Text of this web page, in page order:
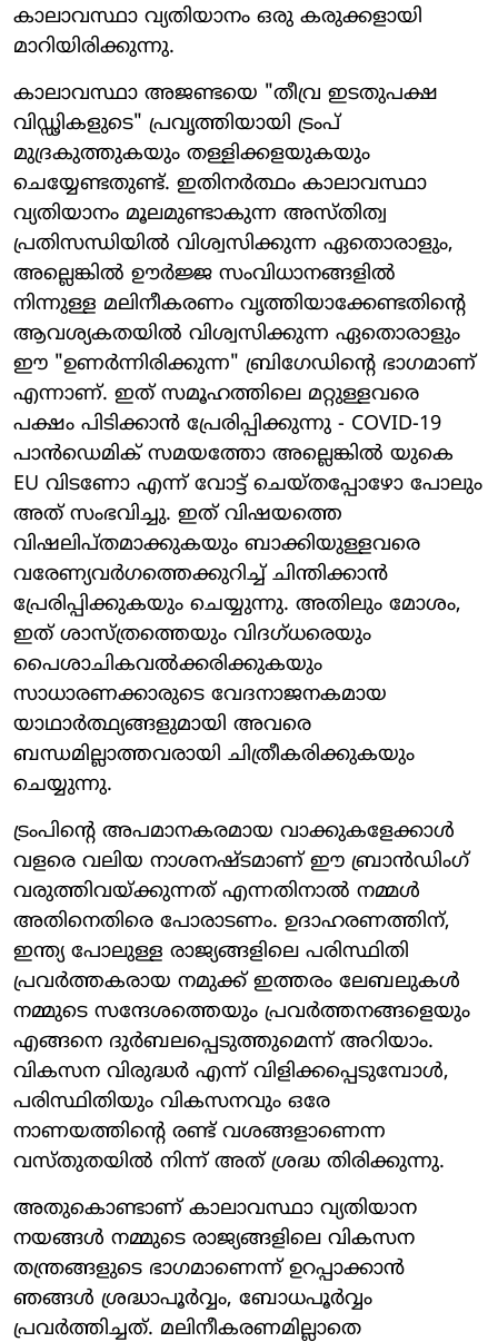
കാലാവസ്ഥാ വ്യതിയാനം ഒരു കരുക്കളായി
മാറിയിരിക്കുന്നു.
കാലാവസ്ഥാ അജണ്ടയെ "തീവ്ര ഇടതുപക്ഷ
വിഡ്ഢികളുടെ" പ്രവൃത്തിയായി ട്രംപ്
മുദ്രകുത്തുകയും തള്ളിക്കളയുകയും
ചെയ്യേണ്ടതുണ്ട്. ഇതിനർത്ഥം കാലാവസ്ഥാ
വ്യതിയാനം മൂലമുണ്ടാകുന്ന അസ്തിത്വ
പ്രതിസന്ധിയിൽ വിശ്വസിക്കുന്ന ഏതൊരാളും,
അല്ലെങ്കിൽ ഊർജ്ജ സംവിധാനങ്ങളിൽ
നിന്നുള്ള മലിനീകരണം വൃത്തിയാക്കേണ്ടതിന്റെ
ആവശ്യകതയിൽ വിശ്വസിക്കുന്ന ഏതൊരാളും
ഈ "ഉണർന്നിരിക്കുന്ന" ബ്രിഗേഡിന്റെ ഭാഗമാണ്
എന്നാണ്. ഇത് സമൂഹത്തിലെ മറ്റുള്ളവരെ
പക്ഷം പിടിക്കാൻ പ്രേരിപ്പിക്കുന്നു - COVID-19
പാൻഡെമിക് സമയത്തോ അല്ലെങ്കിൽ യുകെ
EU വിടണോ എന്ന് വോട്ട് ചെയ്തപ്പോഴോ പോലും
അത് സംഭവിച്ചു. ഇത് വിഷയത്തെ
വിഷലിപ്തമാക്കുകയും ബാക്കിയുള്ളവരെ
വരേണ്യവർഗത്തെക്കുറിച്ച് ചിന്തിക്കാൻ
പ്രേരിപ്പിക്കുകയും ചെയ്യുന്നു. അതിലും മോശം,
ഇത് ശാസ്ത്രത്തെയും വിദഗ്ധരെയും
പൈശാചികവൽക്കരിക്കുകയും
സാധാരണക്കാരുടെ വേദനാജനകമായ
യാഥാർത്ഥ്യങ്ങളുമായി അവരെ
ബന്ധമില്ലാത്തവരായി ചിത്രീകരിക്കുകയും
ചെയ്യുന്നു.
ട്രംപിന്റെ അപമാനകരമായ വാക്കുകളേക്കാൾ
വളരെ വലിയ നാശനഷ്ടമാണ് ഈ ബ്രാൻഡിംഗ്
വരുത്തിവയ്ക്കുന്നത് എന്നതിനാൽ നമ്മൾ
അതിനെതിരെ പോരാടണം. ഉദാഹരണത്തിന്,
ഇന്ത്യ പോലുള്ള രാജ്യങ്ങളിലെ പരിസ്ഥിതി
പ്രവർത്തകരായ നമുക്ക് ഇത്തരം ലേബലുകൾ
നമ്മുടെ സന്ദേശത്തെയും പ്രവർത്തനങ്ങളെയും
എങ്ങനെ ദുർബലപ്പെടുത്തുമെന്ന് അറിയാം.
വികസന വിരുദ്ധർ എന്ന് വിളിക്കപ്പെടുമ്പോൾ,
പരിസ്ഥിതിയും വികസനവും ഒരേ
നാണയത്തിന്റെ രണ്ട് വശങ്ങളാണെന്ന
വസ്തുതയിൽ നിന്ന് അത് ശ്രദ്ധ തിരിക്കുന്നു.
അതുകൊണ്ടാണ് കാലാവസ്ഥാ വ്യതിയാന
നയങ്ങൾ നമ്മുടെ രാജ്യങ്ങളിലെ വികസന
തന്ത്രങ്ങളുടെ ഭാഗമാണെന്ന് ഉറപ്പാക്കാൻ
ഞങ്ങൾ ശ്രദ്ധാപൂർവ്വം, ബോധപൂർവ്വം
പ്രവർത്തിച്ചത്. മലിനീകരണമില്ലാതെ